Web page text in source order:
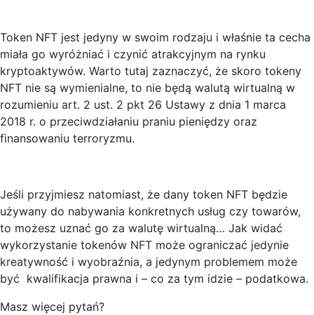
Token NFT jest jedyny w swoim rodzaju i właśnie ta cecha
miała go wyróżniać i czynić atrakcyjnym na rynku
kryptoaktywów. Warto tutaj zaznaczyć, że skoro tokeny
NFT nie są wymienialne, to nie będą walutą wirtualną w
rozumieniu art. 2 ust. 2 pkt 26 Ustawy z dnia 1 marca
2018 r. o przeciwdziałaniu praniu pieniędzy oraz
finansowaniu terroryzmu.
Jeśli przyjmiesz natomiast, że dany token NFT będzie
używany do nabywania konkretnych usług czy towarów,
to możesz uznać go za walutę wirtualną… Jak widać
wykorzystanie tokenów NFT może ograniczać jedynie
kreatywność i wyobraźnia, a jedynym problemem może
być kwalifikacja prawna i – co za tym idzie – podatkowa.
Masz więcej pytań?